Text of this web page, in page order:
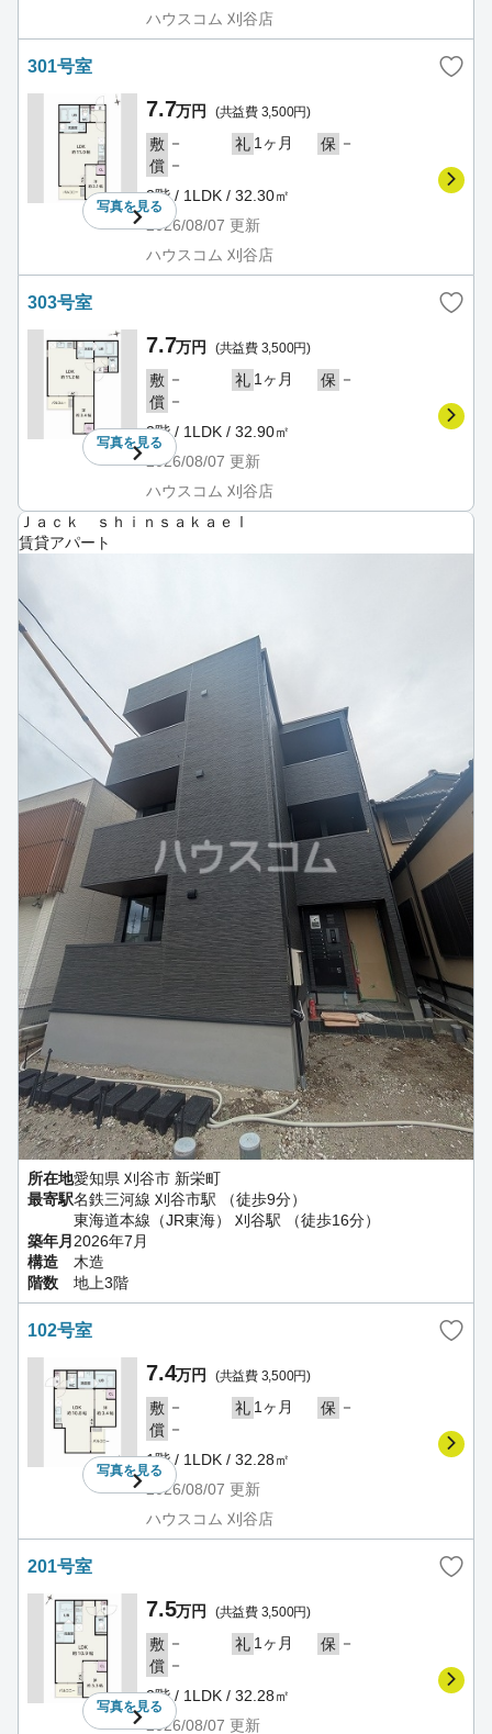
ハウスコム 刈谷店
301号室
写真を見る
7.7万円 (共益費 3,500円)
敷 － 礼 1ヶ月 保 －
償 －
3階 / 1LDK / 32.30㎡
2026/08/07 更新
ハウスコム 刈谷店
303号室
写真を見る
7.7万円 (共益費 3,500円)
敷 － 礼 1ヶ月 保 －
償 －
3階 / 1LDK / 32.90㎡
2026/08/07 更新
ハウスコム 刈谷店
Ｊａｃｋ ｓｈｉｎｓａｋａｅⅠ
賃貸アパート
所在地愛知県 刈谷市 新栄町
最寄駅名鉄三河線 刈谷市駅 （徒歩9分）
東海道本線（JR東海） 刈谷駅 （徒歩16分）
築年月 2026年7月
構造
木造
階数
地上3階
102号室
写真を見る
7.4万円 (共益費 3,500円)
敷 － 礼 1ヶ月 保 －
償 －
1階 / 1LDK / 32.28㎡
2026/08/07 更新
ハウスコム 刈谷店
201号室
写真を見る
7.5万円 (共益費 3,500円)
敷 － 礼 1ヶ月 保 －
償 －
2階 / 1LDK / 32.28㎡
2026/08/07 更新